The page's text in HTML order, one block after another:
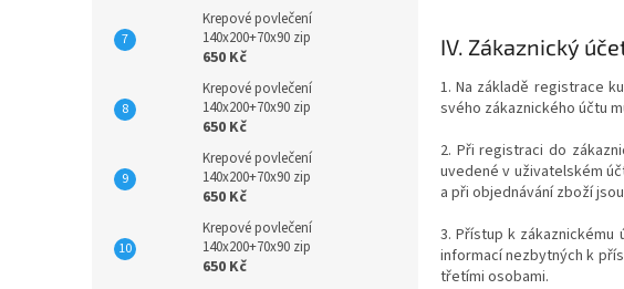
Krepové povlečení
140x200+70x90 zip
650 Kč
Krepové povlečení
140x200+70x90 zip
650 Kč
Krepové povlečení
140x200+70x90 zip
650 Kč
Krepové povlečení
140x200+70x90 zip
650 Kč
IV. Zákaznický
1. Na základě registrace
svého zákaznického účtu
2. Při registraci do
uvedené v uživatelském
a při objednávání zboží
3. Přístup k
informací nezbytných k
třetími osobami.